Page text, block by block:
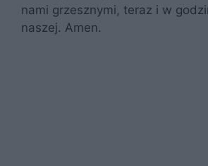
nami grzesznymi, teraz i w
naszej. Amen.